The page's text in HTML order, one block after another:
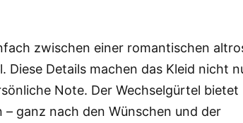
zwischen einer romantischen
Details machen das Kleid nicht
Note. Der Wechselgürtel bietet
ganz nach den Wünschen und der